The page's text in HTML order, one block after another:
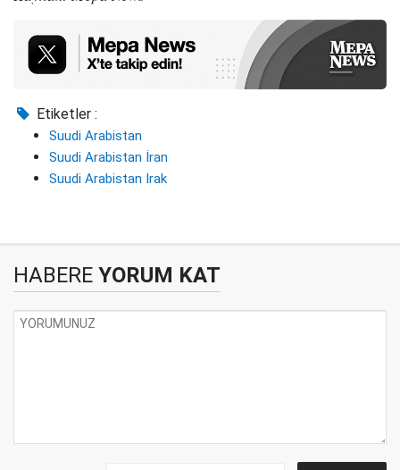
Etiketler :
Suudi Arabistan
Suudi Arabistan İran
Suudi Arabistan Irak
HABERE YORUM KAT